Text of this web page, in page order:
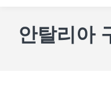
안탈리아